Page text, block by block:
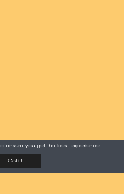
ensure you get the best experience
Got it!